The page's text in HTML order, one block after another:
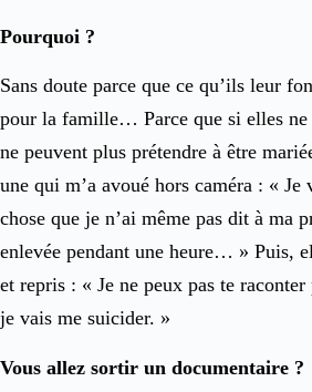
Pourquoi ?
Sans doute parce que ce qu’ils leur
pour la famille… Parce que si elles ne
ne peuvent plus prétendre à être
une qui m’a avoué hors caméra : « Je
chose que je n’ai même pas dit à ma
enlevée pendant une heure… » Puis,
et repris : « Je ne peux pas te
je vais me suicider. »
Vous allez sortir un documentaire ?